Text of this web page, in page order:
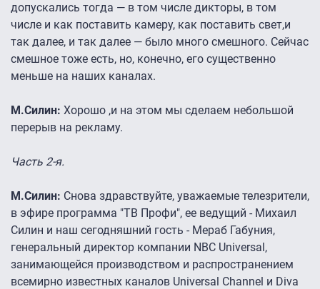
допускались тогда — в том числе дикторы, в том
числе и как поставить камеру, как поставить свет,и
так далее, и так далее — было много смешного. Сейчас
смешное тоже есть, но, конечно, его существенно
меньше на наших каналах.
М.Силин: Хорошо ,и на этом мы сделаем небольшой
перерыв на рекламу.
Часть 2-я.
М.Силин: Снова здравствуйте, уважаемые телезрители,
в эфире программа "ТВ Профи", ее ведущий - Михаил
Силин и наш сегодняшний гость - Мераб Габуния,
генеральный директор компании NBC Universal,
занимающейся производством и распространением
всемирно известных каналов Universal Channel и Diva